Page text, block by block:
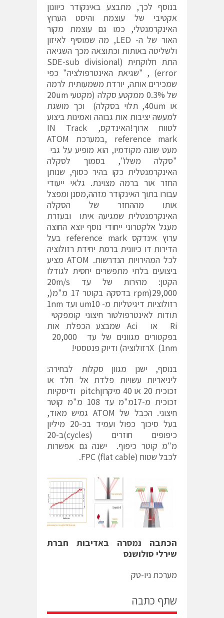
בנוסף לכך, מתבצע באינקודר כיוונון
אקטיבי של עוצמת והיסט הערוץ
האינקרמנטלי, כמו גם עוצמת מקור
האור של ה- LED, מה שמוסיף לאיזון
ולשליטה באותות וכתוצאה מכך השגיאה
התת חלוקתית (SDE-sub divisional
error) , "שגיאת האינטרפולציה" כפי
שמכירים אותה, יורדת משמעותית לרמה
של 0.3% ממקטע סקלה (מקטעי 20um
או 40um, תלוי בסקלה) וכך מושגת
למעשה יציבות אות גבוהה ואמינות ביצוע
לטווח ארוך!האינדקס, IN Track
reference mark ,במערכת ATOM
מעט שונה מקודמיו, הוא מופיע על גבי
"סקלה משלו", בסמוך לסקלה
האינקרמנטלית כקו בהיר כסוף, שנותן
החזר אור ברמה מצוינת. גלאי ייעודי
עבורו בתוך האינקודר מזהה,מסנן ומפצל
אותו מההחזר של הסקלה
האינקרמנטלית שמגיעה איתו ובעזרת
מעגל אלקטרוני ייחודי נוסף יוצא החוצה
ערוץ אינדקס reference mark בעל
הדירות דו כיוונית ברמת יחידת רזולוציה
לכל המהירויות הנדרשות. ATOM מציע
ביצועים בלתי מתפשרים יחסית לגודלו
הקטן: מהירות של עד 20m/s
rpm)29,000 בדסקה בקוטר 17 מ"מ(,
רזולוציות דיגיטליות מ- um10 ועד 1nm
תודות לאינטרפולטור חיצוני קומפקטי
Ri או Aci שמבצע הכפלת אות
1nm) Xרזולוציה) ודיוק פנטסטי!
בנוסף, ישנן מגוון סקלות לבחירה:
ליניאריות עשויות פלדת אל חלד או
זכוכית 20 או 40 מיקרוןpitch ודיסקיות
זכוכית מ-17מ"מ עד 108 מ"מ קוטר
חיצוני. הכבל של ATOM גמיש מאוד,
בעל סיכוך כפול ועמיד בכ-20 מיליון
כיפופים חוזרים (cycles)ב-20
מ"מ קוטר כיפוף. ישנה גם אפשרות
לכבל שטוח FPC (flat cable).
הכתבה נמסרה באדיבות חברת
שירלי סולושנס
מערכת ניו-טק
שתף כתבה